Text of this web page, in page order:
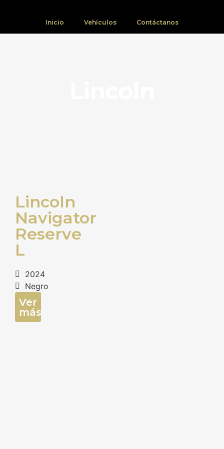
Inicio Vehículos Contáctanos
Lincoln
Navigator
Reserve
L
2024
Negro
Ver
más